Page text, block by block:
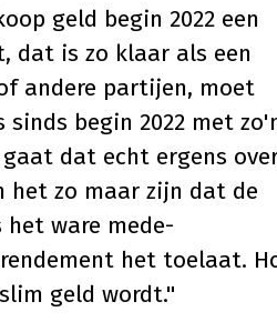
geld begin 2022 een
dat is zo klaar als een
andere partijen, moet
begin 2022 met
dat echt ergens
het zo maar zijn dat de
ware mede-
het toelaat.
geld wordt."